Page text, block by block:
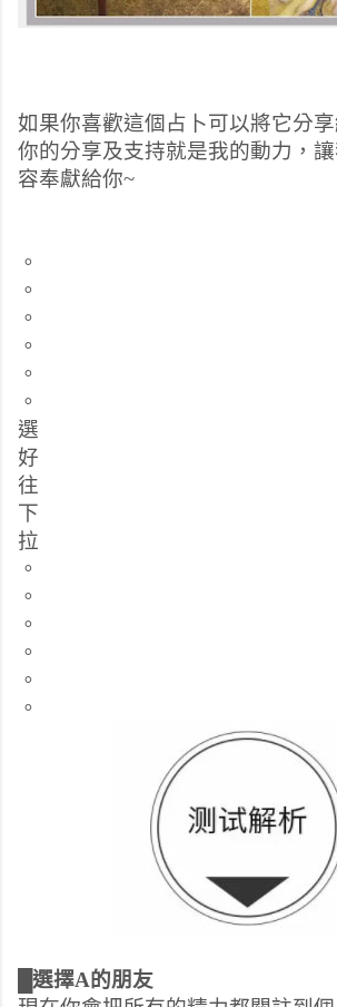
如果你喜歡這個占卜可以將它分享
你的分享及支持就是我的動力，
容奉獻給你~
。
。
。
。
。
。
選
好
往
下
拉
。
。
。
。
。
。
█選擇A的朋友